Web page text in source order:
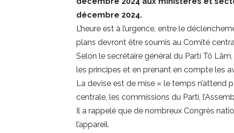
décembre 2024.
L’heure est à l’urgence, entre le
plans devront être soumis au Comité
Selon le secrétaire général du Parti Tô
les principes et en prenant en compte les
La devise est de mise « le temps n’attend
centrale, les commissions du Parti,
Il a rappelé que de nombreux Congrès
l’appareil.